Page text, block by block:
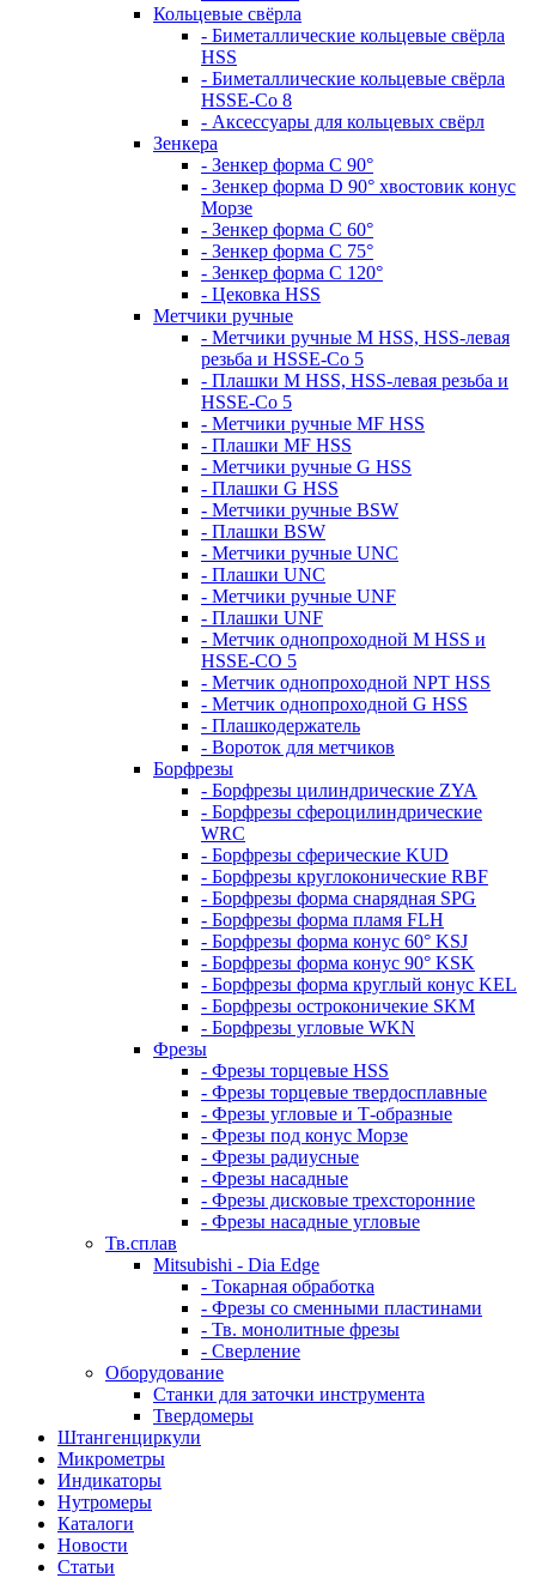
Кольцевые свёрла
- Биметаллические кольцевые свёрла
HSS
- Биметаллические кольцевые свёрла
HSSE-Co 8
- Аксессуары для кольцевых свёрл
Зенкера
- Зенкер форма С 90°
- Зенкер форма D 90° хвостовик конус
Морзе
- Зенкер форма С 60°
- Зенкер форма С 75°
- Зенкер форма С 120°
- Цековка HSS
Метчики ручные
- Метчики ручные M HSS, HSS-левая
резьба и HSSE-Co 5
- Плашки M HSS, HSS-левая резьба и
HSSE-Co 5
- Метчики ручные MF HSS
- Плашки MF HSS
- Метчики ручные G HSS
- Плашки G HSS
- Метчики ручные BSW
- Плашки BSW
- Метчики ручные UNC
- Плашки UNC
- Метчики ручные UNF
- Плашки UNF
- Метчик однопроходной M HSS и
HSSE-CO 5
- Метчик однопроходной NPT HSS
- Метчик однопроходной G HSS
- Плашкодержатель
- Вороток для метчиков
Борфрезы
- Борфрезы цилиндрические ZYA
- Борфрезы сфероцилиндрические
WRC
- Борфрезы сферические KUD
- Борфрезы круглоконические RBF
- Борфрезы форма снарядная SPG
- Борфрезы форма пламя FLH
- Борфрезы форма конус 60° KSJ
- Борфрезы форма конус 90° KSK
- Борфрезы форма круглый конус KEL
- Борфрезы остроконичекие SKM
- Борфрезы угловые WKN
Фрезы
- Фрезы торцевые HSS
- Фрезы торцевые твердосплавные
- Фрезы угловые и Т-образные
- Фрезы под конус Морзе
- Фрезы радиусные
- Фрезы насадные
- Фрезы дисковые трехсторонние
- Фрезы насадные угловые
Тв.сплав
Mitsubishi - Dia Edge
- Токарная обработка
- Фрезы со сменными пластинами
- Тв. монолитные фрезы
- Сверление
Оборудование
Станки для заточки инструмента
Твердомеры
Штангенциркули
Микрометры
Индикаторы
Нутромеры
Каталоги
Новости
Статьи